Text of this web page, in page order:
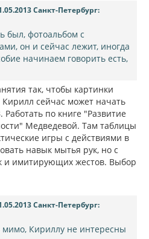
Санкт-Петербург:
был, фотоальбом с
он и сейчас лежит, иногда
начинаем говорить есть,
так, чтобы картинки
сейчас может начать
по книге "Развитие
Медведевой. Там таблицы
игры с действиями в
навык мытья рук, но с
и имитирующих жестов. Выбор
Санкт-Петербург:
Кириллу не интересны